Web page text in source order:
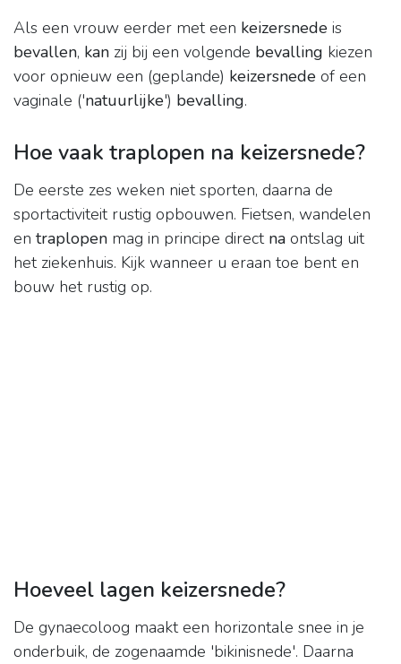
Als een vrouw eerder met een keizersnede is
bevallen, kan zij bij een volgende bevalling kiezen
voor opnieuw een (geplande) keizersnede of een
vaginale ('natuurlijke') bevalling.
Hoe vaak traplopen na keizersnede?
De eerste zes weken niet sporten, daarna de
sportactiviteit rustig opbouwen. Fietsen, wandelen
en traplopen mag in principe direct na ontslag uit
het ziekenhuis. Kijk wanneer u eraan toe bent en
bouw het rustig op.
Hoeveel lagen keizersnede?
De gynaecoloog maakt een horizontale snee in je
onderbuik, de zogenaamde 'bikinisnede'. Daarna